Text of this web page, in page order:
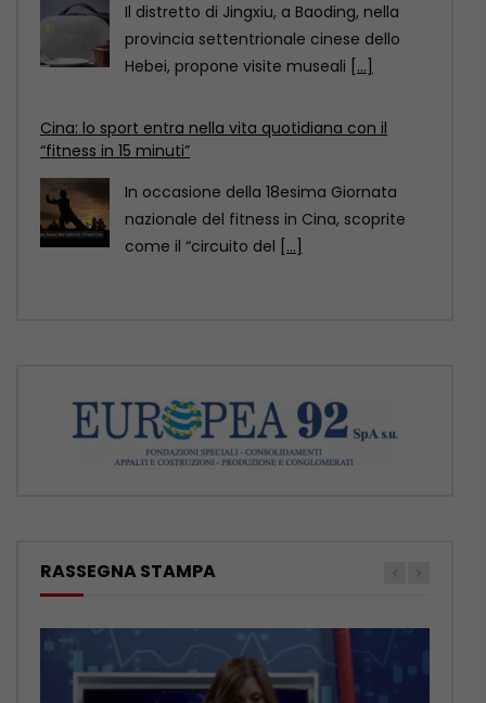
In occasione della 18esima Giornata
nazionale del fitness in Cina, scoprite
come il “circuito del[...]
Cina: il Festival delle torce illumina le risaie
terrazzate del Sichuan
Al calare della notte, le risaie terrazzate
della contea di Yuexi, nella provincia
sud-occidentale cinese
RASSEGNA STAMPA